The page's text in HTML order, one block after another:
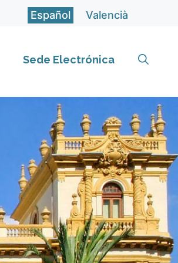
Español Valencià
Sede Electrónica